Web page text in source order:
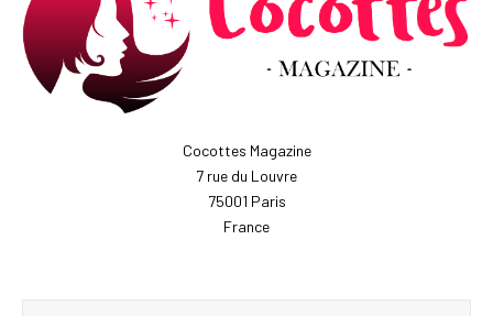
Cocottes Magazine
7 rue du Louvre
75001 Paris
France